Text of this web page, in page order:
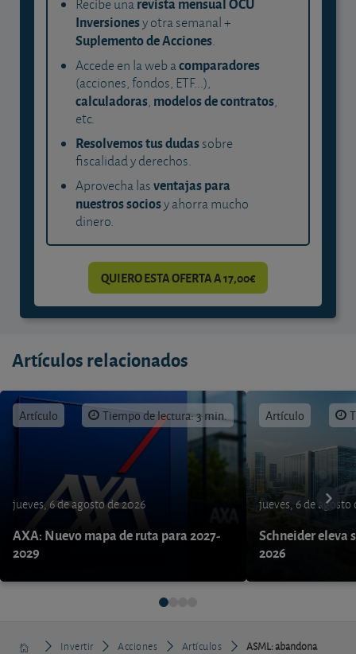
Recibe una
Inversionesy otra semanal +
Suplemento de Acciones.
Accede en la web acomparadores
(acciones, fondos, ETF...),
calculadoras, modelos de contratos,
etc.
Resolvemos tus dudassobre
fiscalidad y derechos.
Aprovecha lasventajas para
nuestros sociosy ahorra mucho
dinero.
QUIERO ESTA OFERTA A 17,00€
Artículos relacionados
Artículo Tiempo de lectura: 3 min.
jueves, 6 de agosto de 2026
AXA: Nuevo mapa de ruta para 2027-
2029
Artículo
jueves, 6 de agosto
Schneider eleva
2026
Invertir Acciones Artículos
ASML: abandona